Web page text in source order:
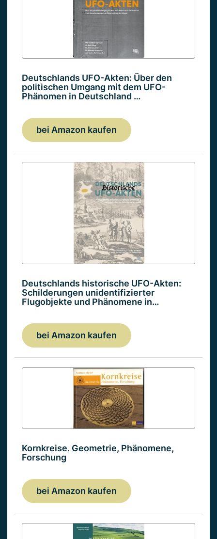
Deutschlands UFO-Akten: Über den
politischen Umgang mit dem UFO-
Phänomen in Deutschland …
bei Amazon kaufen
Deutschlands historische UFO-Akten:
Schilderungen unidentifizierter
Flugobjekte und Phänomene in…
bei Amazon kaufen
Kornkreise. Geometrie, Phänomene,
Forschung
bei Amazon kaufen